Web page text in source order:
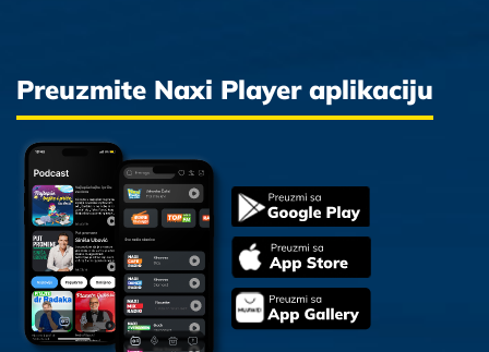
Preuzmite Naxi Player aplikaciju